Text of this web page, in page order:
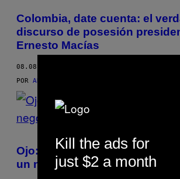
Colombia, date cuenta: el
discurso de posesión
Ernesto Macías
08.08.18
POR ANDRÉS PÁRAMO IZQUIERDO
Ojo: ni el Petronio Álvarez ni
un negocio
Kill the ads for
just $2 a month